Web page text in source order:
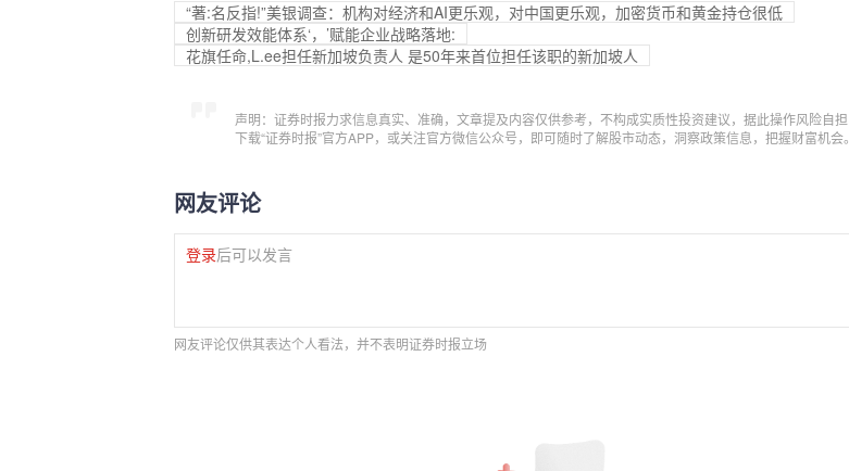
“著:名反指!”美银调查：机构对经济和AI更乐观，对中国更乐观，加密货币和黄金持仓很低
创新研发效能体系‘，’赋能企业战略落地:
花旗任命,L.ee担任新加坡负责人 是50年来首位担任该职的新加坡人
声明：证券时报力求信息真实、准确，文章提及内容仅供参考，不构成实质性投资建议，据此操作风险自担
下载“证券时报”官方APP，或关注官方微信公众号，即可随时了解股市动态，洞察政策信息，把握财富机会。
网友评论
登录后可以发言
网友评论仅供其表达个人看法，并不表明证券时报立场